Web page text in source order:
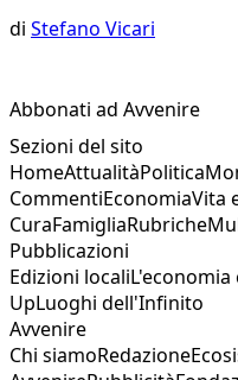
di Stefano Vicari
Abbonati ad Avvenire
Sezioni del sito
HomeAttualitàPolitica
CommentiEconomiaVita
CuraFamigliaRubriche
Pubblicazioni
Edizioni localiL'economia
UpLuoghi dell'Infinito
Avvenire
Chi siamoRedazione